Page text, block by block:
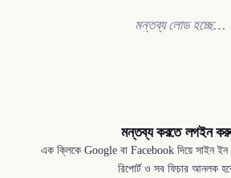
মন্তব্য লোড হচ্ছে…
মন্তব্য করতে লগইন
এক ক্লিকে Google বা Facebook দিয়ে সাইন ইন
রিপোর্ট ও সব ফিচার আনলক